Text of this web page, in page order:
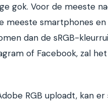
gok. Voor de meeste
meeste smartphones
dan de sRGB-
of Facebook, zal
RGB uploadt, kan